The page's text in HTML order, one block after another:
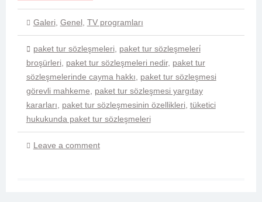
Galeri, Genel, TV programları
paket tur sözleşmeleri, paket tur sözleşmeleri̇
broşürleri, paket tur sözleşmeleri nedir, paket tur
sözleşmelerinde cayma hakkı, paket tur sözleşmesi
görevli mahkeme, paket tur sözleşmesi yargıtay
kararları, paket tur sözleşmesinin özellikleri, tüketici
hukukunda paket tur sözleşmeleri
Leave a comment